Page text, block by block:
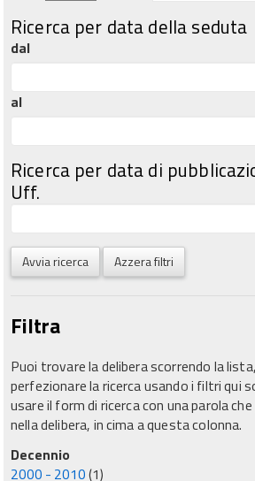
Ricerca per data della seduta
dal
al
Ricerca per data di
Uff.
Avvia ricerca Azzera filtri
Filtra
Puoi trovare la delibera scorrendo la
perfezionare la ricerca usando i filtri qui
usare il form di ricerca con una parola
nella delibera, in cima a questa colonna.
Decennio
2000 - 2010(1)